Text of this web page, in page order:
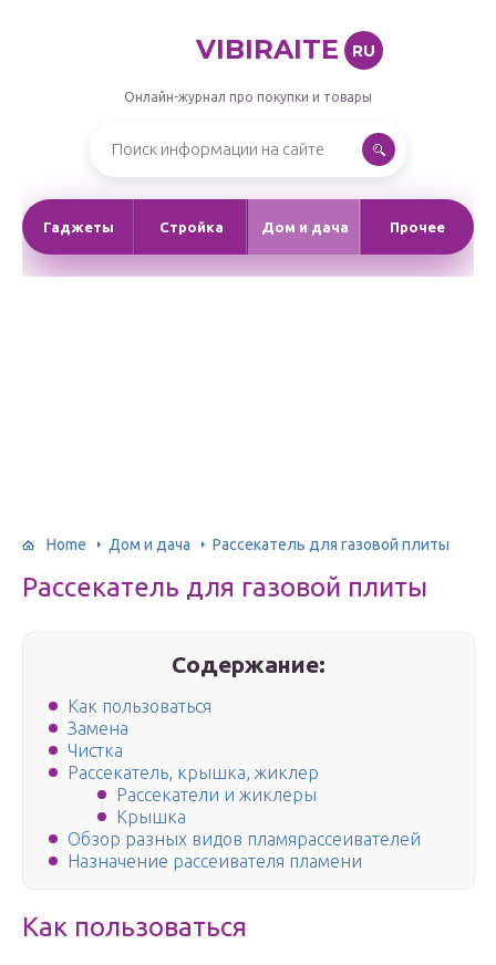
VIBIRAITE RU
Онлайн-журнал про покупки и товары
Гаджеты Стройка Дом и дача Прочее
Home Дом и дача Рассекатель для газовой плиты
Рассекатель для газовой плиты
Содержание:
Как пользоваться
Замена
Чистка
Рассекатель, крышка, жиклер
Рассекатели и жиклеры
Крышка
Обзор разных видов пламярассеивателей
Назначение рассеивателя пламени
Как пользоваться